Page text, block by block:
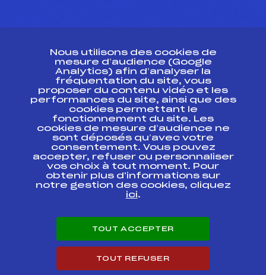
Ressources
Pass’Neige
Projet sportif fédéral
Projet de performance fédéral
Antidopage
Pôle Développement, Formation, Suivi
Scientifique
Listes ministérielles
Pôle vie de l’athlète
Enseignement professionnel
Carrières
Nous utilisons des cookies de
mesure d’audience (Google
Analytics) afin d’analyser la
fréquentation du site, vous
proposer du contenu vidéo et les
performances du site, ainsi que des
cookies permettant le
fonctionnement du site. Les
cookies de mesure d’audience ne
sont déposés qu’avec votre
consentement. Vous pouvez
accepter, refuser ou personnaliser
vos choix à tout moment. Pour
obtenir plus d'informations sur
notre gestion des cookies, cliquez
ici.
TOUT ACCEPTER
TOUT REFUSER